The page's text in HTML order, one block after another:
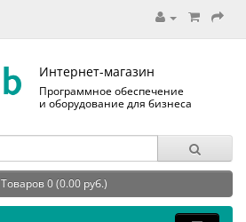
Интернет-магазин
Программное обеспечение
и оборудование для бизнеса
Товаров 0 (0.00 руб.)